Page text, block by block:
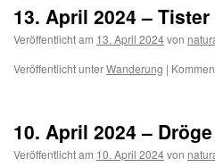
13. April 2024 –
Veröffentlicht am 13. April 2024von
Veröffentlicht unterWanderung |
10. April 2024 –
Veröffentlicht am 10. April 2024von